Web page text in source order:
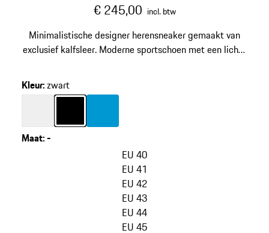
€ 245,00 incl. btw
Minimalistische designer herensneaker gemaakt van
exclusief kalfsleer. Moderne sportschoen met een lichte
Kleur:zwart
witKleurzwartKleur miamiblauw
Maat:-
EU 40
EU 41
EU 42
EU 43
EU 44
EU 45